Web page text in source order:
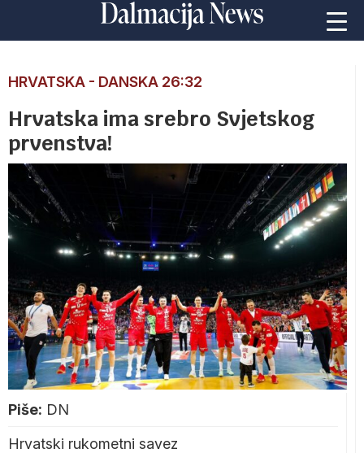
HRVATSKA - DANSKA 26:32
Hrvatska ima srebro Svjetskog
prvenstva!
Piše: DN
Hrvatski rukometni savez